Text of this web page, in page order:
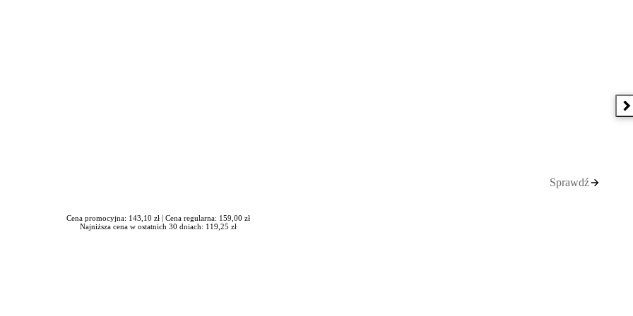
się w nowym oknie
Sprawdź
Cena promocyjna: 143,10 zł | Cena regularna: 159,00 zł
Najniższa cena w ostatnich 30 dniach: 119,25 zł